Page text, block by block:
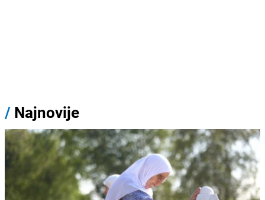
/ Najnovije